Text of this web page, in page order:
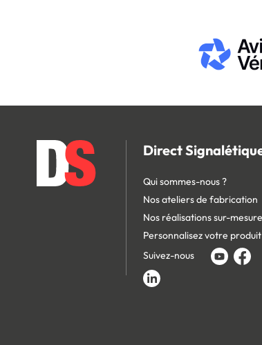
Direct
Qui sommes-nous ?
Nos ateliers de fabrication
Nos réalisations sur-mesure
Personnalisez votre produit
Suivez-nous